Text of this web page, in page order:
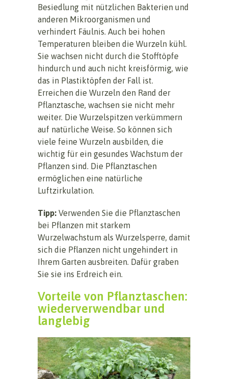
Besiedlung mit nützlichen Bakterien und
anderen Mikroorganismen und
verhindert Fäulnis. Auch bei hohen
Temperaturen bleiben die Wurzeln kühl.
Sie wachsen nicht durch die Stofftöpfe
hindurch und auch nicht kreisförmig, wie
das in Plastiktöpfen der Fall ist.
Erreichen die Wurzeln den Rand der
Pflanztasche, wachsen sie nicht mehr
weiter. Die Wurzelspitzen verkümmern
auf natürliche Weise. So können sich
viele feine Wurzeln ausbilden, die
wichtig für ein gesundes Wachstum der
Pflanzen sind. Die Pflanztaschen
ermöglichen eine natürliche
Luftzirkulation.
Tipp: Verwenden Sie die Pflanztaschen
bei Pflanzen mit starkem
Wurzelwachstum als Wurzelsperre, damit
sich die Pflanzen nicht ungehindert in
Ihrem Garten ausbreiten. Dafür graben
Sie sie ins Erdreich ein.
Vorteile von Pflanztaschen:
wiederverwendbar und
langlebig